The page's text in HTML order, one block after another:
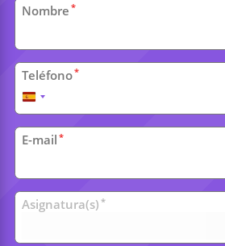
Datos
personales
Nombre *
Teléfono*
España
+34
E-mail *
Clases
universitarias
Asignatura(s) *